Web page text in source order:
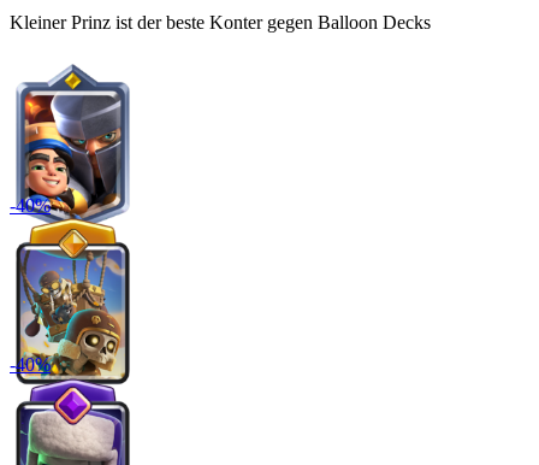
Kleiner Prinz ist der beste Konter gegen Balloon Decks
-40%
-40%